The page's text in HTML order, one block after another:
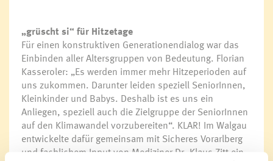
„grüscht si“ für Hitzetage
Für einen konstruktiven Generationendialog war das
Einbinden aller Altersgruppen von Bedeutung. Florian
Kasseroler: „Es werden immer mehr Hitzeperioden auf
uns zukommen. Darunter leiden speziell SeniorInnen,
Kleinkinder und Babys. Deshalb ist es uns ein
Anliegen, speziell auch die Zielgruppe der SeniorInnen
auf den Klimawandel vorzubereiten“. KLAR! Im Walgau
entwickelte dafür gemeinsam mit Sicheres Vorarlberg
und fachlichem Input von Mediziner Dr. Klaus Zitt ein